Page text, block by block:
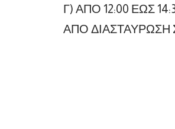
Γ) ΑΠΟ 12:00 ΕΩΣ
ΑΠΟ ΔΙΑΣΤΑΥΡΩΣΗ